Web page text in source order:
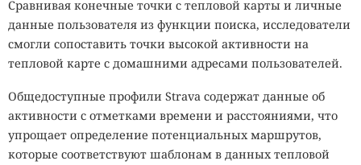
Сравнивая конечные точки с тепловой карты и личные
данные пользователя из функции поиска, исследователи
смогли сопоставить точки высокой активности на
тепловой карте с домашними адресами пользователей.
Общедоступные профили Strava содержат данные об
активности с отметками времени и расстояниями, что
упрощает определение потенциальных маршрутов,
которые соответствуют шаблонам в данных тепловой